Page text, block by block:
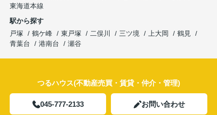
東海道本線
駅から探す
戸塚
鶴ケ峰 東戸塚 二俣川 三ツ境 上大岡
鶴見
青葉台
港南台 瀬谷
つるハウス(不動産売買・賃貸・仲介・管理)
045-777-2133 お問い合わせ